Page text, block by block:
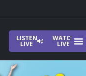
LISTEN
LIVE
WATCH
LIVE